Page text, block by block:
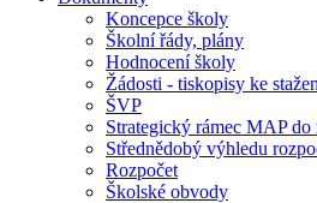
Koncepce školy
Školní řády, plány
Hodnocení školy
Žádosti - tiskopisy ke
ŠVP
Strategický rámec MAP
Střednědobý výhledu
Rozpočet
Školské obvody